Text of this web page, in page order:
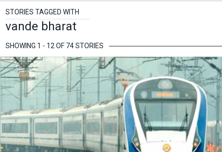
STORIES TAGGED WITH
vande bharat
SHOWING 1 - 12 OF 74 STORIES